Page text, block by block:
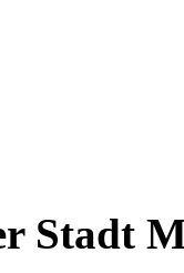
Stadt